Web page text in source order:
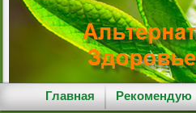
Главная Рекомендую